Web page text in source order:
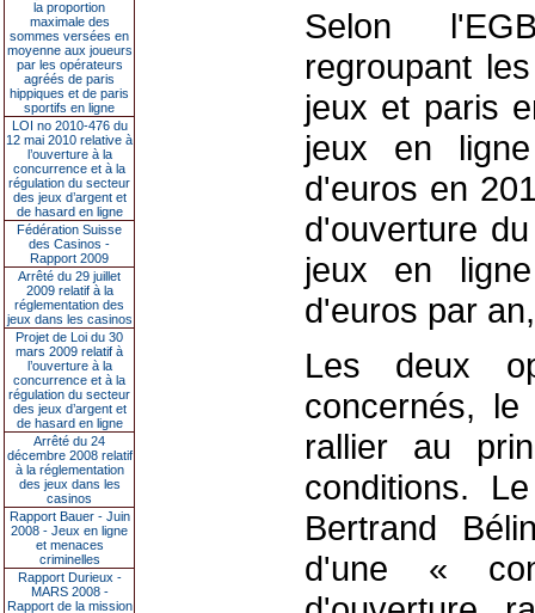
la proportion
maximale des
sommes versées en
moyenne aux joueurs
par les opérateurs
agréés de paris
hippiques et de paris
sportifs en ligne
LOI no 2010-476 du
12 mai 2010 relative à
l’ouverture à la
concurrence et à la
régulation du secteur
des jeux d’argent et
de hasard en ligne
Fédération Suisse
des Casinos -
Rapport 2009
Arrêté du 29 juillet
2009 relatif à la
réglementation des
jeux dans les casinos
Projet de Loi du 30
mars 2009 relatif à
l’ouverture à la
concurrence et à la
régulation du secteur
des jeux d’argent et
de hasard en ligne
Arrêté du 24
décembre 2008 relatif
à la réglementation
des jeux dans les
casinos
Rapport Bauer - Juin
2008 - Jeux en ligne
et menaces
criminelles
Rapport Durieux -
MARS 2008 -
Rapport de la mission
Selon
regroupant
jeux et paris
jeux en
d'euros en
d'ouverture
jeux en
d'euros par
Les deux
concernés,
rallier au
conditions.
Bertrand
d'une «